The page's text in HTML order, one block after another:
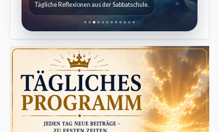
Kindergeschichten für 7 bis 12 Jahre.